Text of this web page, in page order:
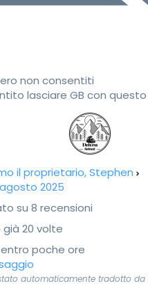
non consentiti
lasciare GB con
il proprietario, Stephen
2025
su 8 recensioni
20 volte
poche ore
automaticamente tradotto da